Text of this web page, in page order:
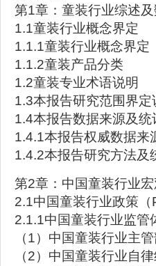
第1章：童装行业综述
1.1童装行业概念界定
1.1.1童装行业概念界定
1.1.2童装产品分类
1.2童装专业术语说明
1.3本报告研究范围界定
1.4本报告数据来源及统
1.4.1本报告权威数据来
1.4.2本报告研究方法及
第2章：中国童装行业宏
2.1中国童装行业政策
2.1.1中国童装行业监管
（1）中国童装行业主
（2）中国童装行业自